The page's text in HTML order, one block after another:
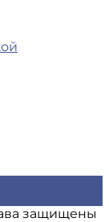
защищены